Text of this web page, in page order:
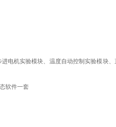
电机实验模块、温度自动控制实验模块
软件一套